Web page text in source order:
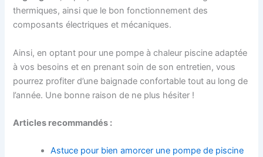
thermiques, ainsi que le bon fonctionnement des
composants électriques et mécaniques.
Ainsi, en optant pour une pompe à chaleur piscine adaptée
à vos besoins et en prenant soin de son entretien, vous
pourrez profiter d’une baignade confortable tout au long de
l’année. Une bonne raison de ne plus hésiter !
Articles recommandés :
Astuce pour bien amorcer une pompe de piscine